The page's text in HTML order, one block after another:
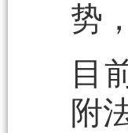
势
目
附